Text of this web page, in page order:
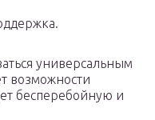
универсальным
возможности
бесперебойную и